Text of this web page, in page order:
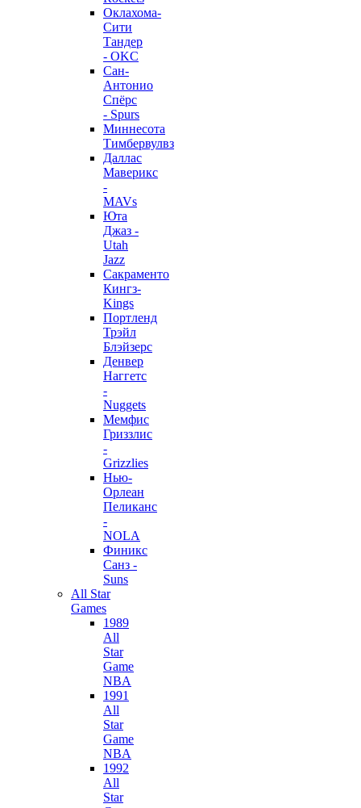
Оклахома-
Сити
Тандер
- OKC
Сан-
Антонио
Спёрс
- Spurs
Миннесота
Тимбервулвз
Даллас
Маверикс
-
MAVs
Юта
Джаз -
Utah
Jazz
Сакраменто
Кингз-
Kings
Портленд
Трэйл
Блэйзерс
Денвер
Наггетс
-
Nuggets
Мемфис
Гриззлис
-
Grizzlies
Нью-
Орлеан
Пеликанс
-
NOLA
Финикс
Санз -
Suns
All Star
Games
1989
All
Star
Game
NBA
1991
All
Star
Game
NBA
1992
All
Star